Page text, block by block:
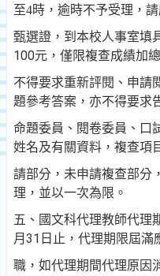
至4時，逾時不予受理，
甄選證，到本校人事室填
100元，僅限複查成績加
不得要求重新評閱、申請
題參考答案，亦不得要求
命題委員、閱卷委員、口
姓名及有關資料，複查項
請部分，未申請複查部分
理，並以一次為限。
五 、國文科代理教師代理
月 31 日 止，代理期限屆滿
職，如代理期間代理原因